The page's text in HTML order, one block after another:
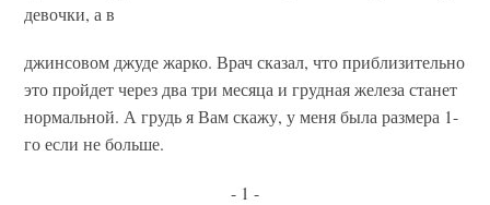
девочки, а в
джинсовом джуде жарко. Врач сказал, что приблизительно
это пройдет через два три месяца и грудная железа станет
нормальной. А грудь я Вам скажу, у меня была размера 1-
го если не больше.
- 1 -